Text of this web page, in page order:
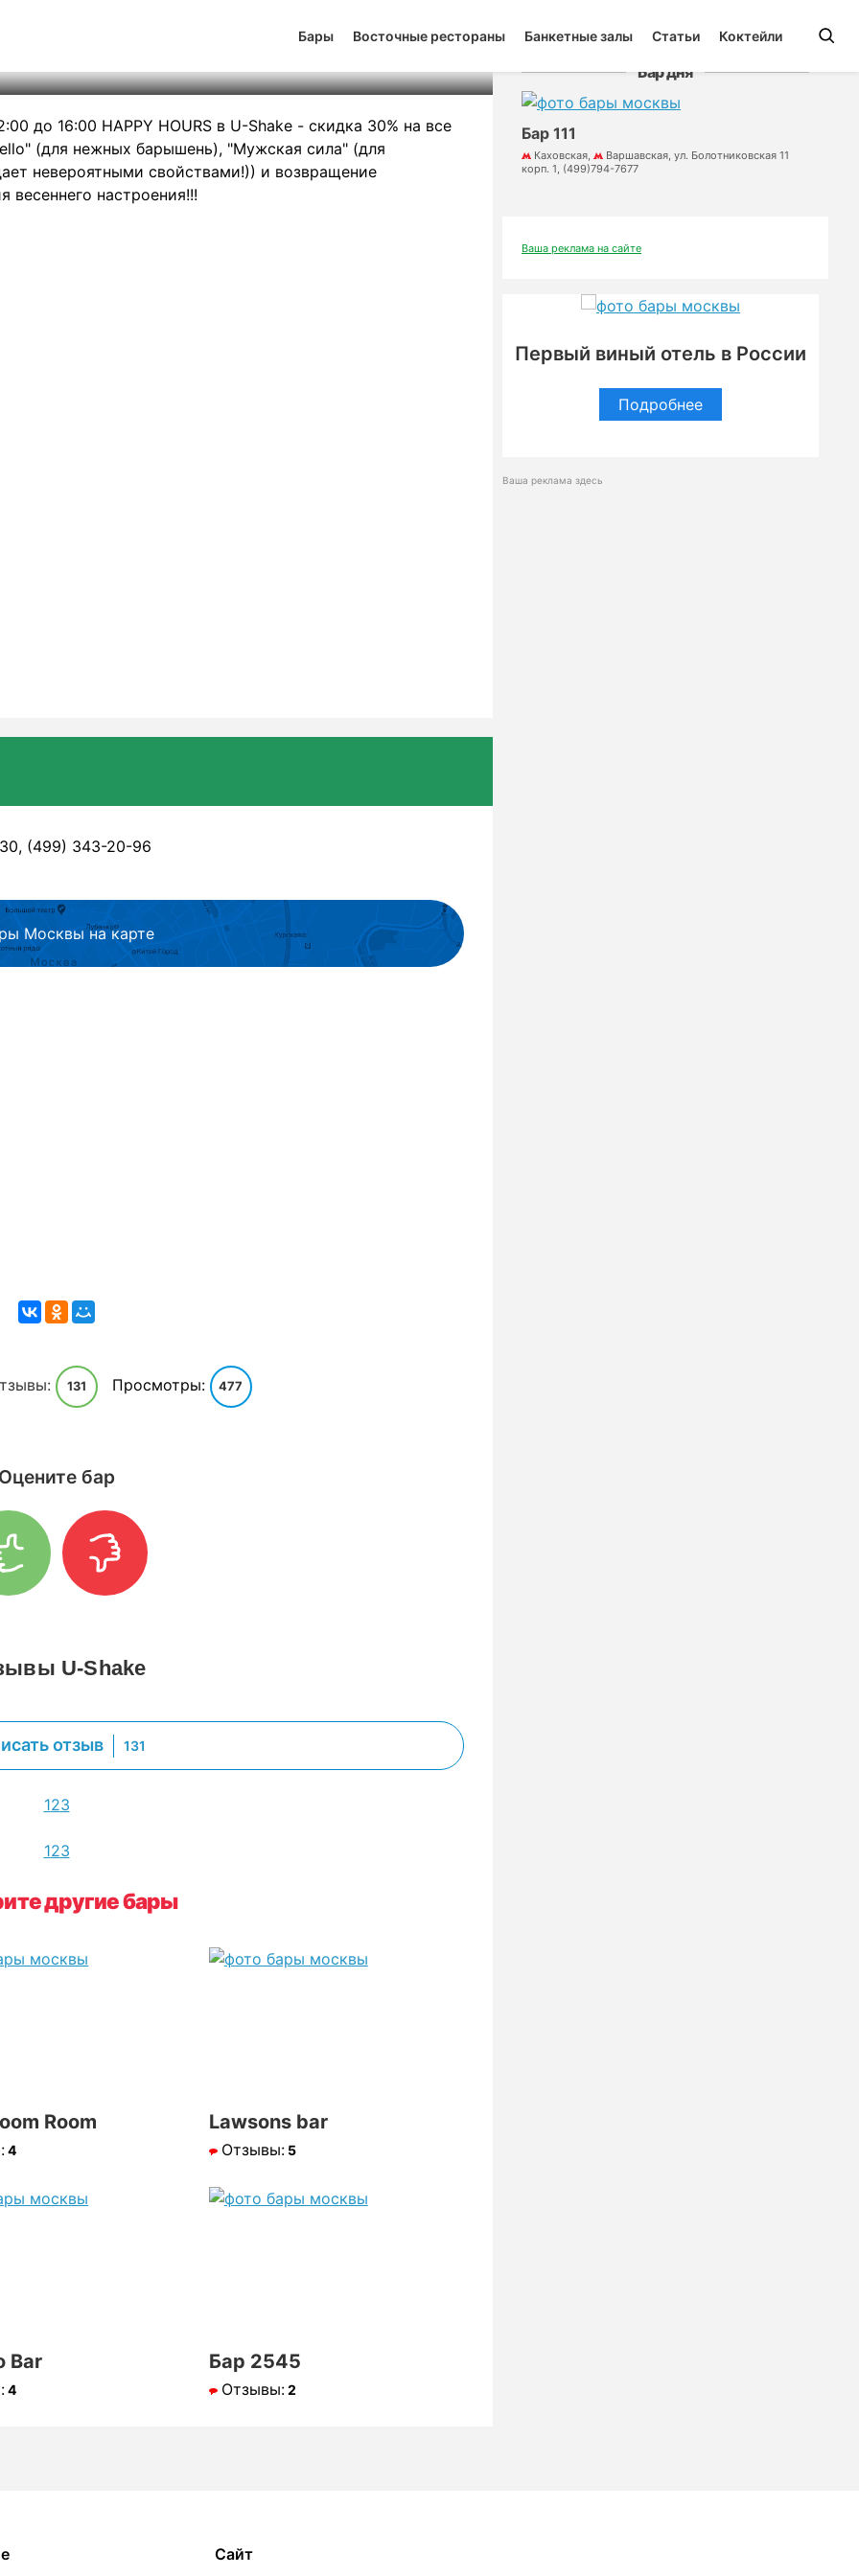
Бары Восточные рестораны Банкетные залы Статьи Коктейли
до 16:00 HAPPY HOURS в U-Shake - скидка 30% на все
(для нежных барышень), "Мужская сила" (для
невероятными свойствами!)) и возвращение
весеннего настроения!!!
(499) 343-20-96
Москвы на карте
131 Просмотры: 477
бар
U-Shake
отзыв 131
123
123
другие бары
Room
4
Lawsons bar
Отзывы:5
Bar
4
Бар 2545
Отзывы:2
Бар дня
Бар 111
Каховская,
Варшавская, ул. Болотниковская 11
корп. 1, (499)794-7677
Ваша реклама на сайте
Первый виный отель в России
Подробнее
Ваша реклама здесь
Сайт